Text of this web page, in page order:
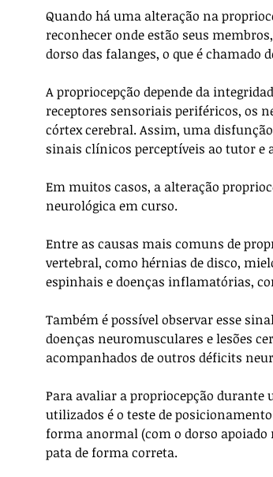
Quando há uma alteração na
reconhecer onde estão seus
dorso das falanges, o que é chamado
A propriocepção depende da
receptores sensoriais periféricos, os
córtex cerebral. Assim, uma
sinais clínicos perceptíveis ao tutor e
Em muitos casos, a alteração
neurológica em curso.
Entre as causas mais comuns de
vertebral, como hérnias de disco,
espinhais e doenças inflamatórias,
Também é possível observar esse
doenças neuromusculares e lesões
acompanhados de outros déficits
Para avaliar a propriocepção
utilizados é o teste de
forma anormal (com o dorso apoiado
pata de forma correta.